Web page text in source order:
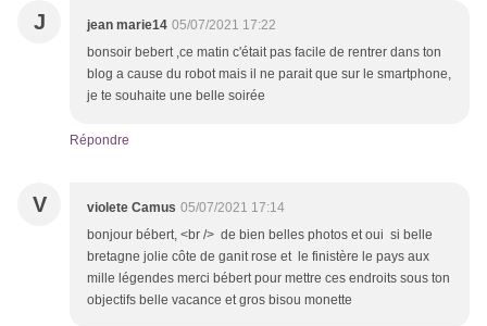
J jean marie14 05/07/2021 17:22
bonsoir bebert ,ce matin c'était pas facile de rentrer dans ton
blog a cause du robot mais il ne parait que sur le smartphone,
je te souhaite une belle soirée
Répondre
V violete Camus 05/07/2021 17:14
bonjour bébert, <br /> de bien belles photos et oui si belle
bretagne jolie côte de ganit rose et le finistère le pays aux
mille légendes merci bébert pour mettre ces endroits sous ton
objectifs belle vacance et gros bisou monette